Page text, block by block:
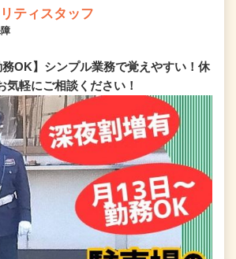
ティスタッフ
務OK】シンプル業務で覚えやすい！休
気軽にご相談ください！